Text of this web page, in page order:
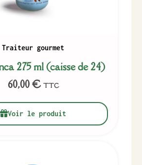
Traiteur gourmet
275 ml (caisse de 24)
60,00€ TTC
Voir le produit